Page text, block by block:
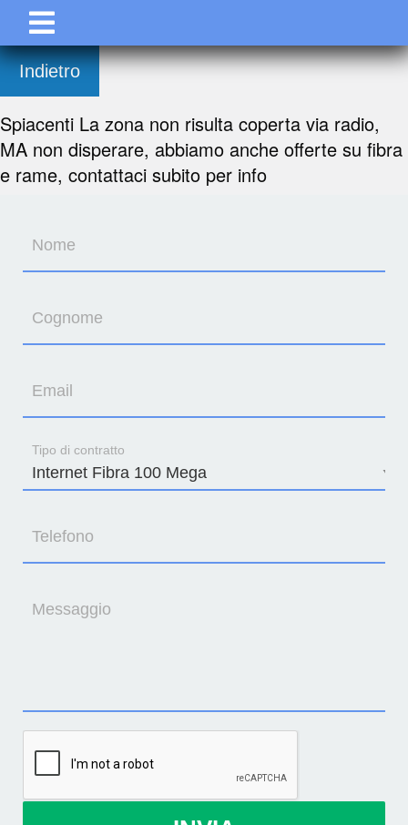
Indietro
Spiacenti La zona non risulta coperta via radio,
MA non disperare, abbiamo anche offerte su fibra
e rame, contattaci subito per info
Nome
Cognome
Email
Tipo di contratto
Telefono
Messaggio